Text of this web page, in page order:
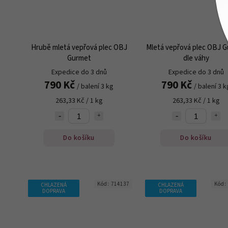
Hrubě mletá vepřová plec OBJ
Gurmet
Expedice do 3 dnů
790 Kč / balení 3 kg
263,33 Kč / 1 kg
Do košíku
Mletá vepřová plec OBJ
dle váhy
Expedice do 3 dnů
790 Kč / balení 3
263,33 Kč / 1 kg
Do košíku
CHLAZENÁ
DOPRAVA
Kód: 714137
CHLAZENÁ
DOPRAVA
Kód: